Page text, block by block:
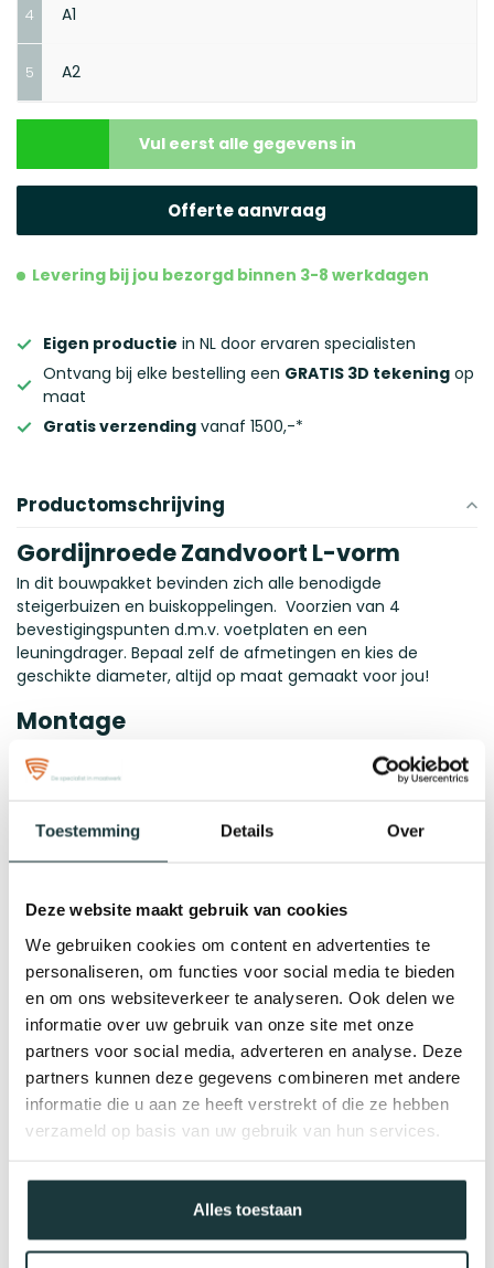
Toestemming Details Over
Deze website maakt gebruik van cookies
We gebruiken cookies om content en advertenties te
personaliseren, om functies voor social media te bieden
en om ons websiteverkeer te analyseren. Ook delen we
informatie over uw gebruik van onze site met onze
partners voor social media, adverteren en analyse. Deze
partners kunnen deze gegevens combineren met andere
informatie die u aan ze heeft verstrekt of die ze hebben
verzameld op basis van uw gebruik van hun services.
Alles toestaan
4 A1
Volgende stap
5 A2
Vul eerst alle gegevens in
Offerte aanvraag
Levering bij jou bezorgd binnen 3-8 werkdagen
Eigen productie in NL door ervaren specialisten
Ontvang bij elke bestelling een GRATIS 3D tekening op
maat
Gratis verzending vanaf 1500,-*
Productomschrijving
Gordijnroede Zandvoort L-vorm
In dit bouwpakket bevinden zich alle benodigde
steigerbuizen en buiskoppelingen. Voorzien van 4
bevestigingspunten d.m.v. voetplaten en een
leuningdrager. Bepaal zelf de afmetingen en kies de
geschikte diameter, altijd op maat gemaakt voor jou!
Montage
De gordijnroede komt in losse onderdelen, maar geen
zorgen! Het in elkaar zetten is zeer eenvoudig, je hebt een
bevestigen. Doormiddel van schroeven en pluggen word de
gordijnroede bevestigd in de muur. Het bouwpakket wordt
geleverd exclusief pluggen en schroeven.
Materiaal
De gordijnroede is in 2 verschillende kleuren beschikbaar.
Beide zijn van staal:
Verzinkt staal wordt naar strenge normen geproduceerd.
Dankzij de verzinking hoef je je geen zorgen te maken over
roest, waardoor de buis ideaal is voor zowel binnen- als
buitengebruik.
corrosiebestendigheid. De zwarte lak dringt namelijk diep
wordt voorkomen. Het lakwerk is helaas niet bestand tegen
UV-straling en daardoor niet geschikt voor buitengebruik.
Modellen